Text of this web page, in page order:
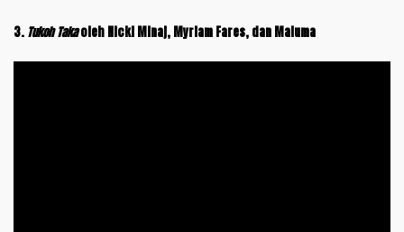
3. Tukoh Takaoleh Nicki Minaj, Myriam Fares, dan Maluma